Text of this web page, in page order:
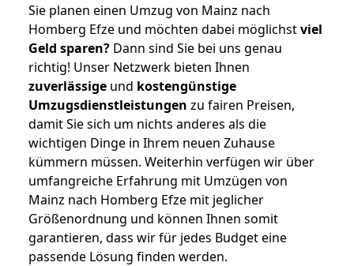
Sie planen einen Umzug von Mainz nach
Homberg Efze und möchten dabei möglichstviel
Geld sparen? Dann sind Sie bei uns genau
richtig! Unser Netzwerk bieten Ihnen
zuverlässige und kostengünstige
Umzugsdienstleistungen zu fairen Preisen,
damit Sie sich um nichts anderes als die
wichtigen Dinge in Ihrem neuen Zuhause
kümmern müssen. Weiterhin verfügen wir über
umfangreiche Erfahrung mit Umzügen von
Mainz nach Homberg Efze mit jeglicher
Größenordnung und können Ihnen somit
garantieren, dass wir für jedes Budget eine
passende Lösung finden werden.